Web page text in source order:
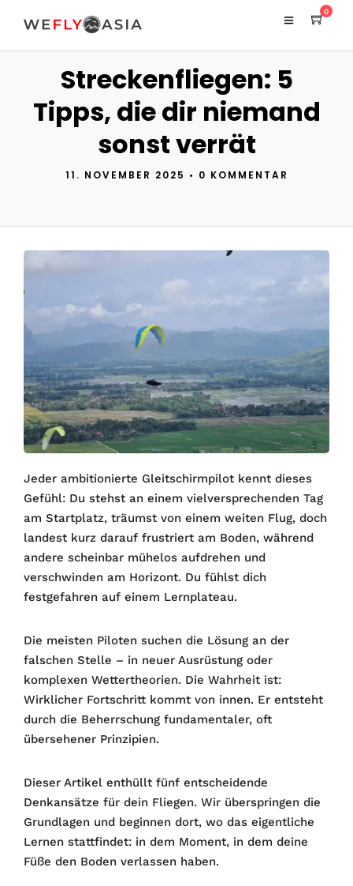
0
Streckenfliegen: 5
Tipps, die dir niemand
sonst verrät
11. NOVEMBER 2025 • 0 KOMMENTAR
Jeder ambitionierte Gleitschirmpilot kennt dieses
Gefühl: Du stehst an einem vielversprechenden Tag
am Startplatz, träumst von einem weiten Flug, doch
landest kurz darauf frustriert am Boden, während
andere scheinbar mühelos aufdrehen und
verschwinden am Horizont. Du fühlst dich
festgefahren auf einem Lernplateau.
Die meisten Piloten suchen die Lösung an der
falschen Stelle – in neuer Ausrüstung oder
komplexen Wettertheorien. Die Wahrheit ist:
Wirklicher Fortschritt kommt von innen. Er entsteht
durch die Beherrschung fundamentaler, oft
übersehener Prinzipien.
Dieser Artikel enthüllt fünf entscheidende
Denkansätze für dein Fliegen. Wir überspringen die
Grundlagen und beginnen dort, wo das eigentliche
Lernen stattfindet: in dem Moment, in dem deine
Füße den Boden verlassen haben.